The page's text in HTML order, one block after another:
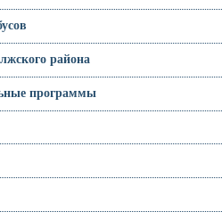
района
программы